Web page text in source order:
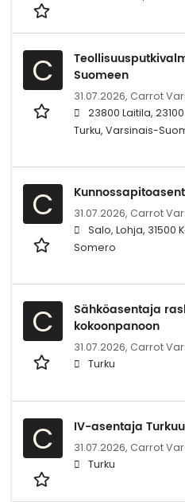
C
Suomeen
31.07.2026, Carrot
23800 Laitila,
Turku, Varsinais-
C 31.07.2026, Carrot
Salo, Lohja, 31500
Somero
C
Sähköasentaja
kokoonpanoon
31.07.2026, Carrot
Turku
C IV-asentaja
31.07.2026, Carrot
Turku